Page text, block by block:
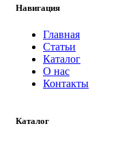
Навигация
Главная
Статьи
Каталог
О нас
Контакты
Каталог